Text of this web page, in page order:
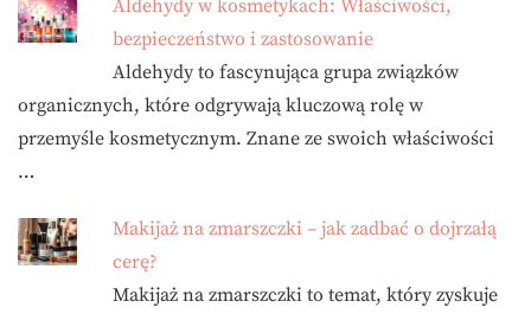
Aldehydy w kosmetykach: Właściwości,
bezpieczeństwo i zastosowanie
Aldehydy to fascynująca grupa związków
organicznych, które odgrywają kluczową rolę w
przemyśle kosmetycznym. Znane ze swoich właściwości
…
Makijaż na zmarszczki – jak zadbać o dojrzałą
cerę?
Makijaż na zmarszczki to temat, który zyskuje